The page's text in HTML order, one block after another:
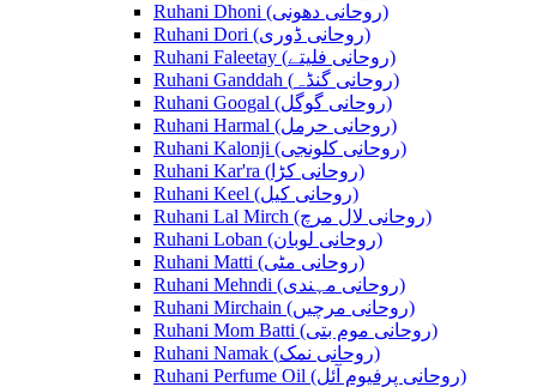
Ruhani Dhoni (روحانی دھونی)
Ruhani Dori (روحانی ڈوری)
Ruhani Faleetay (روحانی فلیتے)
Ruhani Ganddah (روحانی گنڈہ)
Ruhani Googal (روحانی گوگل)
Ruhani Harmal (روحانی حرمل)
Ruhani Kalonji (روحانی کلونجی)
Ruhani Kar'ra (روحانی کڑا)
Ruhani Keel (روحانی کیل)
Ruhani Lal Mirch (روحانی لال مرچ)
Ruhani Loban (روحانی لوبان)
Ruhani Matti (روحانی مٹی)
Ruhani Mehndi (روحانی مہندی)
Ruhani Mirchain (روحانی مرچیں)
Ruhani Mom Batti (روحانی موم بتی)
Ruhani Namak (روحانی نمک)
Ruhani Perfume Oil (روحانی پرفیوم آئل)